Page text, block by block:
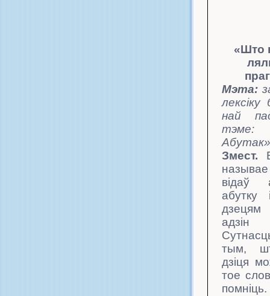
«Што
Мэта:
най
тэме:
Змест.
відаў
абутку
тым,
дзіця
тое
помніць.